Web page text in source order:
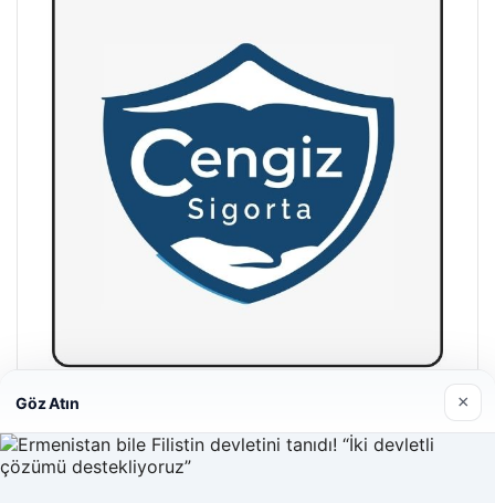
Hastaş Beton
26/05/2026
Göz Atın ×